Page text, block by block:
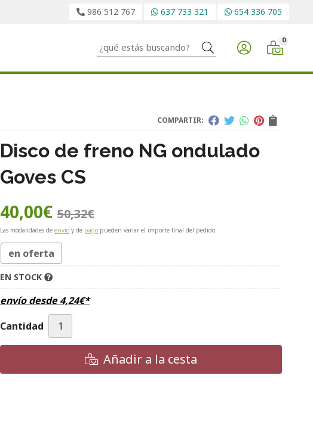
986 512 767 637 733 321 654 336 705
Buscar 0
COMPARTIR:
Disco de freno NG ondulado
Goves CS
40,00€ 50,32€
Las modalidades de envío y de pago pueden variar el importe final del pedido.
en oferta
EN STOCK
envío desde4,24€*
Cantidad
Añadir a la cesta